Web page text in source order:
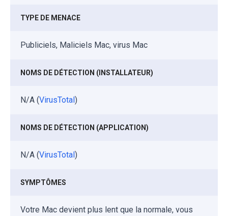
TYPE DE MENACE
Publiciels, Maliciels Mac, virus Mac
NOMS DE DÉTECTION (INSTALLATEUR)
N/A (VirusTotal )
NOMS DE DÉTECTION (APPLICATION)
N/A (VirusTotal )
SYMPTÔMES
Votre Mac devient plus lent que la normale, vous